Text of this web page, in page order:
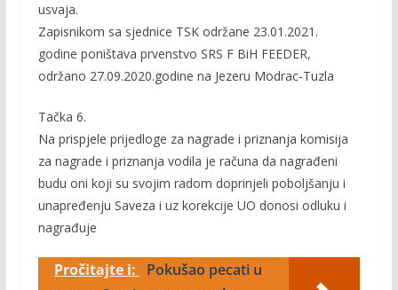
usvaja.
Zapisnikom sa sjednice TSK održane 23.01.2021.
godine poništava prvenstvo SRS F BiH FEEDER,
održano 27.09.2020.godine na Jezeru Modrac-Tuzla
Tačka 6.
Na prispjele prijedloge za nagrade i priznanja komisija
za nagrade i priznanja vodila je računa da nagrađeni
budu oni koji su svojim radom doprinjeli poboljšanju i
unapređenju Saveza i uz korekcije UO donosi odluku i
nagrađuje
Pročitajte i:
Pokušao pecati u